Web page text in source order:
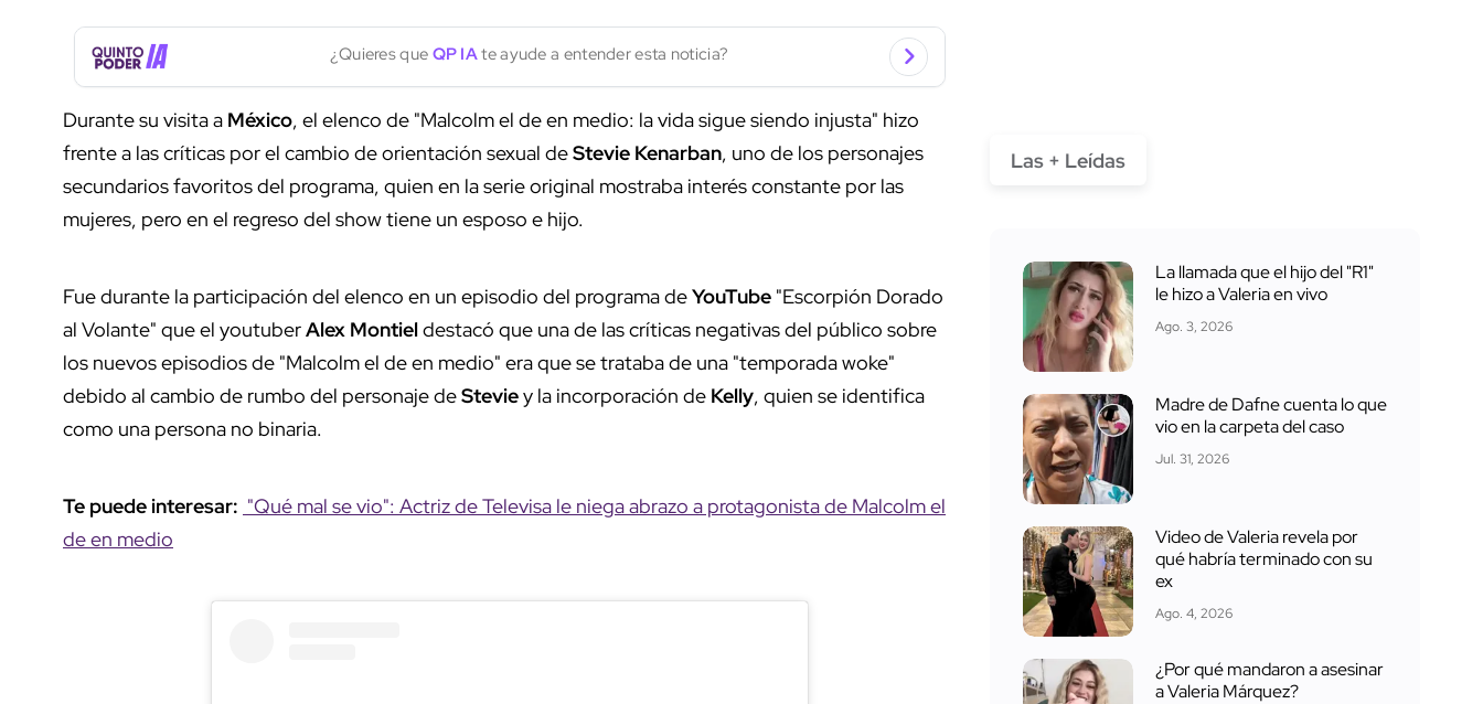
¿Quieres que QP IAte ayude a entender esta noticia?
Durante su visita a México, el elenco de "Malcolm el de en medio: la vida sigue siendo injusta" hizo
frente a las críticas por el cambio de orientación sexual deStevie Kenarban, uno de los personajes
secundarios favoritos del programa, quien en la serie original mostraba interés constante por las
mujeres, pero en el regreso del show tiene un esposo e hijo.
Fue durante la participación del elenco en un episodio del programa deYouTube "Escorpión Dorado
al Volante" que el youtuberAlex Montieldestacó que una de las críticas negativas del público sobre
los nuevos episodios de "Malcolm el de en medio" era que se trataba de una "temporada woke"
debido al cambio de rumbo del personaje deSteviey la incorporación de Kelly, quien se identifica
como una persona no binaria.
Te puede interesar: "Qué mal se vio": Actriz de Televisa le niega abrazo a protagonista de Malcolm el
de en medio
Las + Leídas
La llamada que el hijo del "R1"
le hizo a Valeria en vivo
Ago. 3, 2026
Madre de Dafne cuenta lo que
vio en la carpeta del caso
Jul. 31, 2026
Video de Valeria revela por
qué habría terminado con su
ex
Ago. 4, 2026
¿Por qué mandaron a asesinar
a Valeria Márquez?